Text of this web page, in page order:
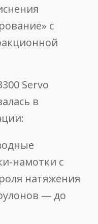
с
Servo
в
намотки с
натяжения
— до